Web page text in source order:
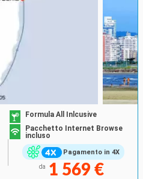
Pagamento in 4X
Formula All Inlcusive
Pacchetto Internet Browse
incluso
da 1 569 €